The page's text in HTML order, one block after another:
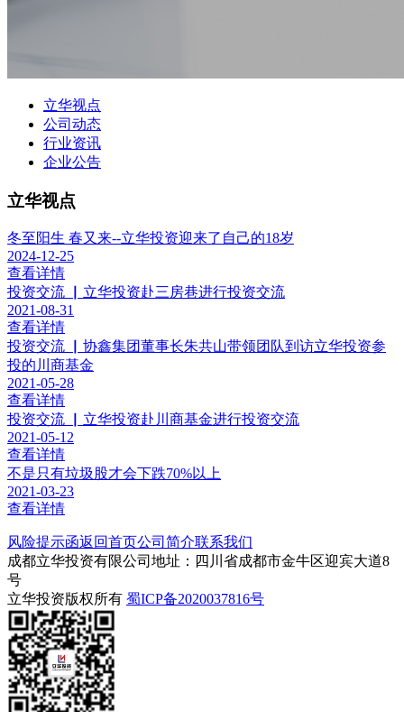
立华视点
公司动态
行业资讯
企业公告
立华视点
冬至阳生 春又来--立华投资迎来了自己的18岁
2024-12-25
查看详情
投资交流 ▏立华投资赴三房巷进行投资交流
2021-08-31
查看详情
投资交流 ▏协鑫集团董事长朱共山带领团队到访立华投资参
投的川商基金
2021-05-28
查看详情
投资交流 ▏立华投资赴川商基金进行投资交流
2021-05-12
查看详情
不是只有垃圾股才会下跌70%以上
2021-03-23
查看详情
风险提示函返回首页公司简介联系我们
成都立华投资有限公司 地址：四川省成都市金牛区迎宾大道8
号
立华投资版权所有 蜀ICP备2020037816号